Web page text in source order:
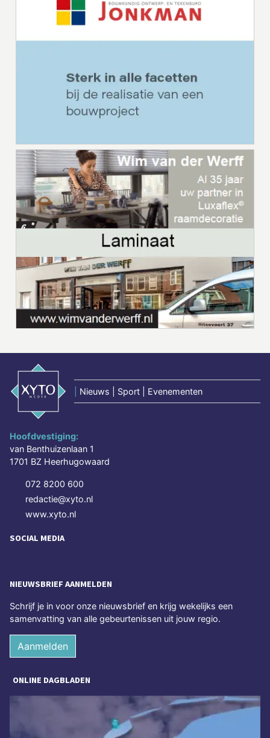
Nieuws | Sport | Evenementen
Hoofdvestiging:
van Benthuizenlaan 1
1701 BZ Heerhugowaard
072 8200 600
redactie@xyto.nl
www.xyto.nl
SOCIAL MEDIA
NIEUWSBRIEF AANMELDEN
Schrijf je in voor onze nieuwsbrief en krijg wekelijks een
samenvatting van alle gebeurtenissen uit jouw regio.
Aanmelden
ONLINE DAGBLADEN